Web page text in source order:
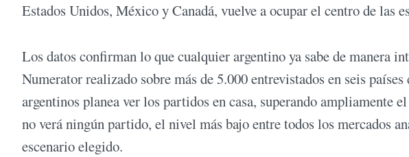
Estados Unidos, México y Canadá, vuelve a ocupar el centro de las
Los datos confirman lo que cualquier argentino ya sabe de manera
Numerator realizado sobre más de 5.000 entrevistados en seis
argentinos planea ver los partidos en casa, superando ampliamente
no verá ningún partido, el nivel más bajo entre todos los mercados
escenario elegido.